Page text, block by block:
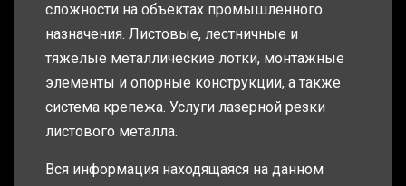
сложности на объектах промышленного
назначения. Листовые, лестничные и
тяжелые металлические лотки, монтажные
элементы и опорные конструкции, а также
система крепежа. Услуги лазерной резки
листового металла.
Вся информация находящаяся на данном